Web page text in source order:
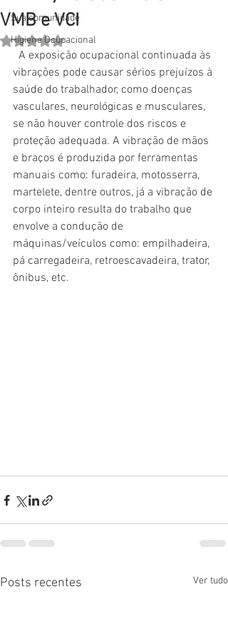
Sua comunidade
Higiene Ocupacional
VMB e VCI
Avaliado com NaN de 5 estrelas.
vibrações pode causar sérios prejuízos à
saúde do trabalhador, como doenças
vasculares, neurológicas e musculares,
se não houver controle dos riscos e
proteção adequada. A vibração de mãos
e braços é produzida por ferramentas
manuais como: furadeira, motosserra,
martelete, dentre outros, já a vibração de
corpo inteiro resulta do trabalho que
envolve a condução de
máquinas/veículos como: empilhadeira,
pá carregadeira, retroescavadeira, trator,
ônibus, etc.
Posts recentes Ver tudo